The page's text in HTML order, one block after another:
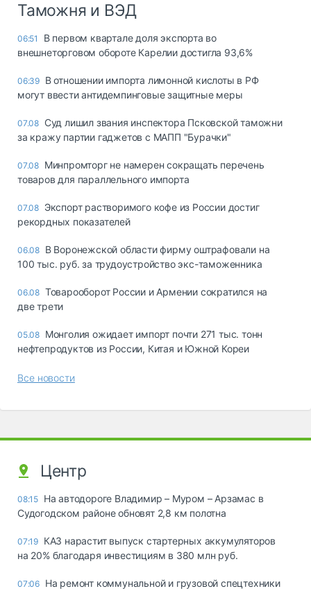
Таможня и ВЭД
06:51
В первом квартале доля экспорта во
внешнеторговом обороте Карелии достигла 93,6%
06:39 В отношении импорта лимонной кислоты в РФ
могут ввести антидемпинговые защитные меры
07.08 Суд лишил звания инспектора Псковской таможни
за кражу партии гаджетов с МАПП "Бурачки"
07.08 Минпромторг не намерен сокращать перечень
товаров для параллельного импорта
07.08 Экспорт растворимого кофе из России достиг
рекордных показателей
06.08 В Воронежской области фирму оштрафовали на
100 тыс. руб. за трудоустройство экс-таможенника
06.08 Товарооборот России и Армении сократился на
две трети
05.08 Монголия ожидает импорт почти 271 тыс. тонн
нефтепродуктов из России, Китая и Южной Кореи
Все новости
Центр
08:15 На автодороге Владимир – Муром – Арзамас в
Судогодском районе обновят 2,8 км полотна
07:19 КАЗ нарастит выпуск стартерных аккумуляторов
на 20% благодаря инвестициям в 380 млн руб.
07:06 На ремонт коммунальной и грузовой спецтехники